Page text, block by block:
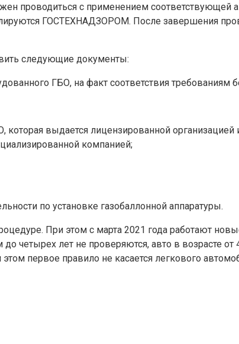
проводиться с применением соответствующей
ГОСТЕХНАДЗОРОМ. После завершения
следующие документы:
ГБО, на факт соответствия требованиям
которая выдается лицензированной
компанией;
по установке газобаллонной аппаратуры.
При этом с марта 2021 года работают
четырех лет не проверяются, авто в возрасте от
первое правило не касается легкового